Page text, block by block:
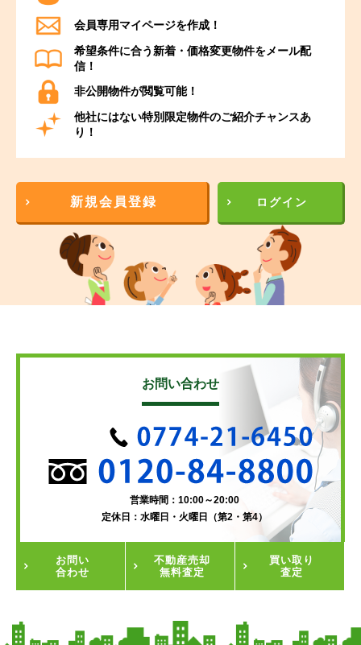
会員専用マイページを作成！
希望条件に合う新着・価格変更物件をメール配
信！
非公開物件が閲覧可能！
他社にはない特別限定物件のご紹介チャンスあ
り！
新規会員登録 ログイン
お問い合わせ
営業時間：10:00～20:00
定休日：水曜日・火曜日（第2・第4）
お問い
合わせ
不動産売却
無料査定
買い取り
査定